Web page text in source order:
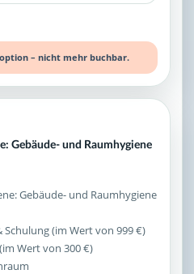
– nicht mehr buchbar.
Gebäude- und Raumhygiene
Gebäude- und Raumhygiene
(im Wert von 999 €)
Wert von 300 €)